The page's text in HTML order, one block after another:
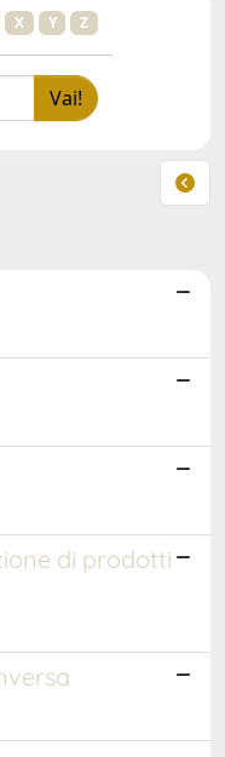
X Y Z
di prodotti